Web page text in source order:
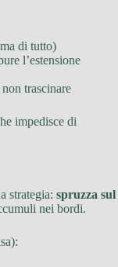
di tutto)
l’estensione
non trascinare
impedisce di
strategia: spruzza sul
nei bordi.